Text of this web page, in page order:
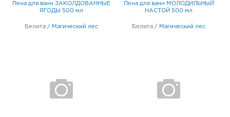
Пена для ванн ЗАКОЛДОВАННЫЕ
ЯГОДЫ 500 мл
Белита / Магический лес
Пена для ванн МОЛОДИЛЬНЫЙ
НАСТОЙ 500 мл
Белита / Магический лес